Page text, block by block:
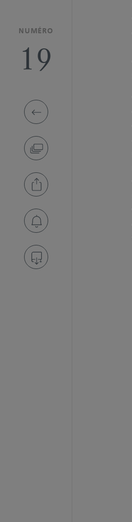
NUMÉRO
19